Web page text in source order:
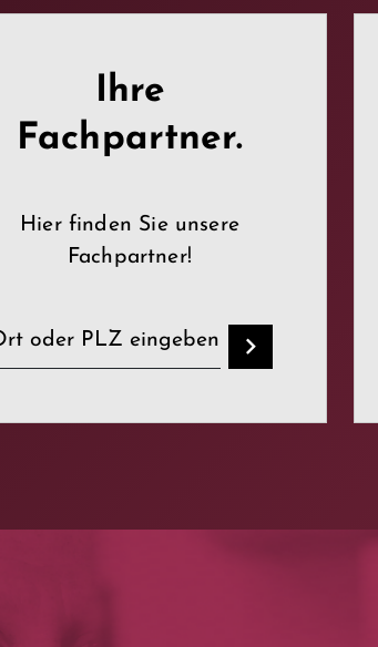
Ihre
Fachpartner.
Hier finden Sie unsere
Fachpartner!